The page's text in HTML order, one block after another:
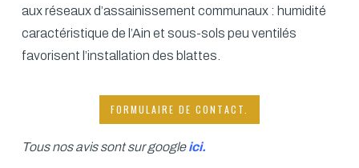
aux réseaux d’assainissement communaux : humidité
caractéristique de l’Ain et sous-sols peu ventilés
favorisent l’installation des blattes.
FORMULAIRE DE CONTACT.
Tous nos avis sont sur google ici.